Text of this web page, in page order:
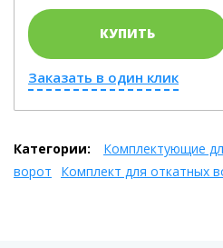
КУПИТЬ
Заказать в один клик
Категории:
Комплектующие
ворот
Комплект для откатных